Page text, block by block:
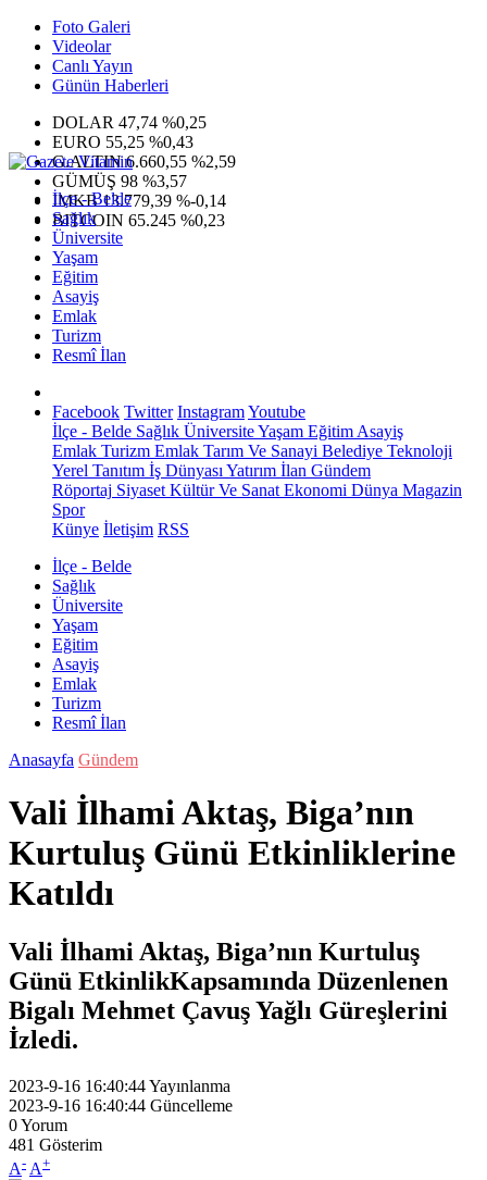
Foto Galeri
Videolar
Canlı Yayın
Günün Haberleri
DOLAR 47,74 %0,25
EURO 55,25 %0,43
G.ALTIN6.660,55 %2,59
GÜMÜŞ 98 %3,57
IMKB13.779,39 %-0,14
BITCOIN 65.245 %0,23
İlçe - Belde
Sağlık
Üniversite
Yaşam
Eğitim
Asayiş
Emlak
Turizm
Resmî İlan
Facebook Twitter InstagramYoutube
İlçe - Belde Sağlık ÜniversiteYaşam Eğitim Asayiş
Emlak Turizm Emlak Tarım Ve Sanayi Belediye Teknoloji
Yerel Tanıtım İş Dünyası Yatırım İlan Gündem
Röportaj Siyaset Kültür Ve Sanat Ekonomi Dünya Magazin
Spor
Künye İletişim RSS
İlçe - Belde
Sağlık
Üniversite
Yaşam
Eğitim
Asayiş
Emlak
Turizm
Resmî İlan
Anasayfa Gündem
Vali İlhami Aktaş, Biga’nın
Kurtuluş Günü Etkinliklerine
Katıldı
Vali İlhami Aktaş, Biga’nın Kurtuluş
Günü EtkinlikKapsamında Düzenlenen
Bigalı Mehmet Çavuş Yağlı Güreşlerini
İzledi.
2023-9-16 16:40:44Yayınlanma
2023-9-16 16:40:44 Güncelleme
0Yorum
481 Gösterim
A- A+